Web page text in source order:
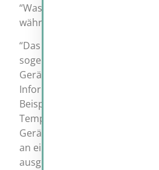
“Was ist denn das?”, fragte
während er das Gerät Navius
“Das ist ein Modul für die
sogenannter Sensor. Mit Hilfe
Geräte sind wir in der Lage
Informationen zur Umgebung
Beispiel können Sensoren
Temperatur messen oder
Geräusche erkennen. Diese
an einen zentralen Server
ausgewertet.”